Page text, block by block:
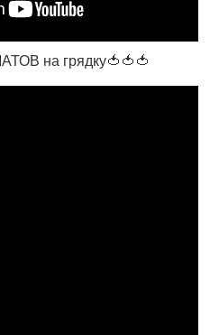
на грядку🍅🍅🍅